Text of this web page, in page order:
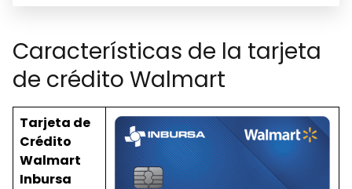
Características de la tarjeta
de crédito Walmart
Tarjeta de
Crédito
Walmart
Inbursa